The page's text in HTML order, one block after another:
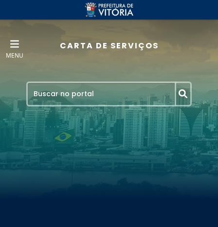
MENU
CARTA DE SERVIÇOS